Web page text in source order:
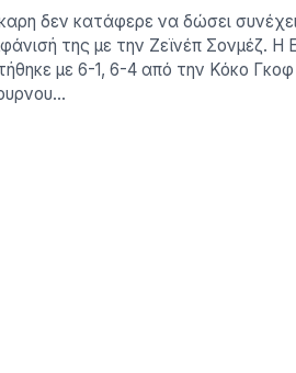
δεν κατάφερε να δώσει
της με την Ζεϊνέπ Σονμέζ. Η
με 6-1, 6-4 από την Κόκο